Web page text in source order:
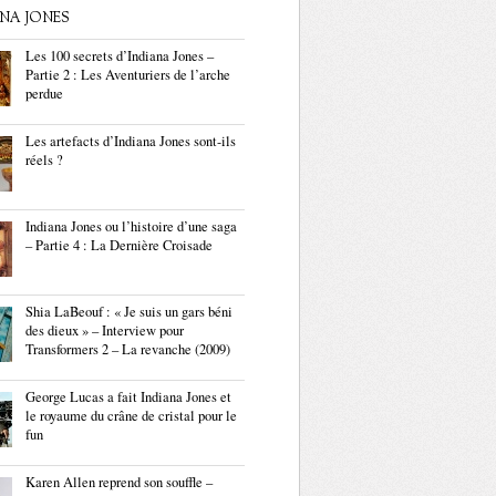
JONES
Les 100 secrets d’Indiana Jones –
Partie 2 : Les Aventuriers de l’arche
perdue
Les artefacts d’Indiana Jones sont-ils
réels ?
Indiana Jones ou l’histoire d’une saga
– Partie 4 : La Dernière Croisade
Shia LaBeouf : « Je suis un gars béni
des dieux » – Interview pour
Transformers 2 – La revanche (2009)
George Lucas a fait Indiana Jones et
le royaume du crâne de cristal pour le
fun
Karen Allen reprend son souffle –